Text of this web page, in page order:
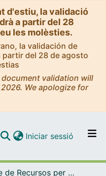
d'estiu, la validació
a partir del 28
les molèsties.
la validación de
del 28 de agosto
validation will
We apologize for
per tot el DD
Iniciar sessió (current)
Centre de Recursos per a l'Aprenentatge i la Investigació (CRAI-UB) - Institucional